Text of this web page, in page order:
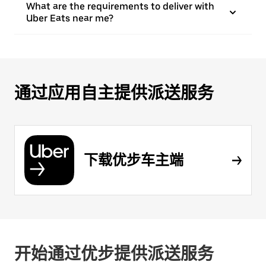
What are the requirements to deliver with
Uber Eats near me?
通过应用自主提供派送服务
下载优步车主端
开始通过优步提供派送服务